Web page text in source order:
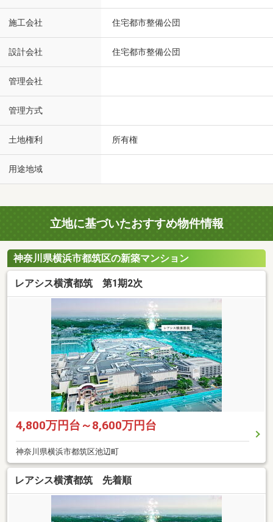
施工会社 住宅都市整備公団
設計会社 住宅都市整備公団
管理会社
管理方式
土地権利 所有権
用途地域
立地に基づいたおすすめ物件情報
神奈川県横浜市都筑区の新築マンション
レアシス横濱都筑 第1期2次
4,800万円台～8,600万円台
神奈川県横浜市都筑区池辺町
レアシス横濱都筑 先着順